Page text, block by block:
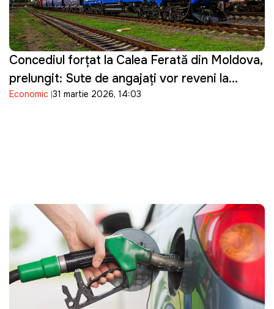
Concediul forțat la Calea Ferată din Moldova,
prelungit: Sute de angajați vor reveni la
muncă abia în mai
Economic 31 martie 2026, 14:03